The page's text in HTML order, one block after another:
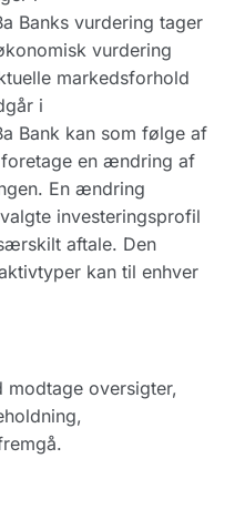
Banks vurdering tager
vurdering
markedsforhold
i
Bank kan som følge af
en ændring af
En ændring
investeringsprofil
aftale. Den
kan til enhver
modtage oversigter,